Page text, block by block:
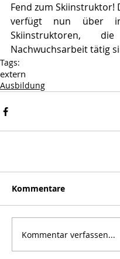
Fend zum Skiinstruktor!
verfügt nun über
Skiinstruktoren,
Nachwuchsarbeit tätig
Tags:
extern
Ausbildung
Kommentare
Kommentar verfassen...